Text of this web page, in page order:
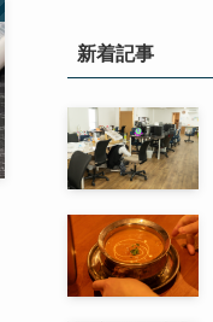
新着記事